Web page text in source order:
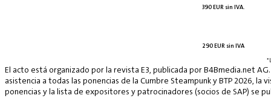
390 EUR sin IVA.
290 EUR sin IVA
El acto está organizado por la revista E3, publicada por B4Bmedia.net
asistencia a todas las ponencias de la Cumbre Steampunk y BTP 2026,
ponencias y la lista de expositores y patrocinadores (socios de SAP) se